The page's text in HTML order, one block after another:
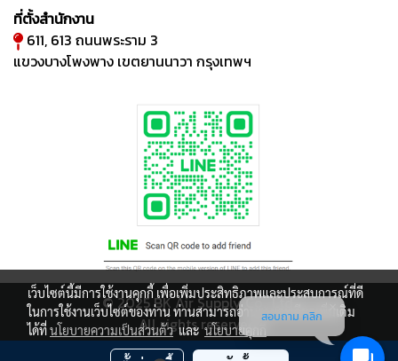
ที่ตั้งสำนักงาน
611, 613 ถนนพระราม 3
แขวงบางโพงพาง เขตยานนาวา กรุงเทพฯ
© 2025 BK Air Supply Co., Ltd.
All rights reserved.
ผู้เข้าชมวันนี้ 1
เว็บไซต์นี้มีการใช้งานคุกกี้ เพื่อเพิ่มประสิทธิภาพและประสบการณ์ที่ดี
ในการใช้งานเว็บไซต์ของท่าน ท่านสามารถอ่านรายละเอียดเพิ่มเติม
ได้ที่นโยบายความเป็นส่วนตัวและนโยบายคุกกี้
สอบถาม คลิก